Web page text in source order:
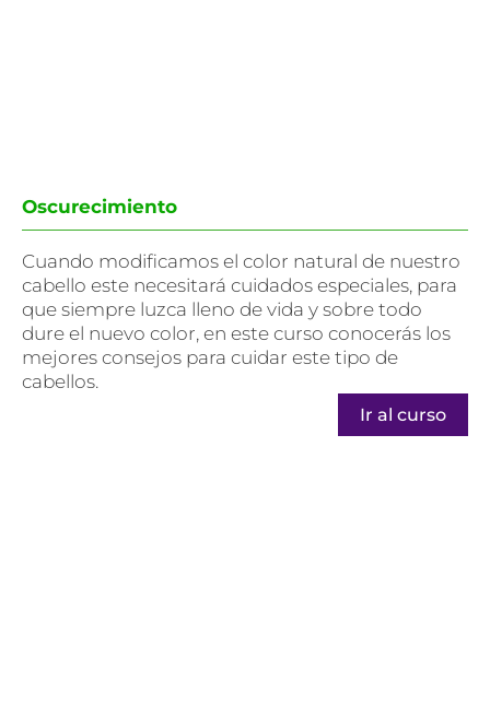
Oscurecimiento
Cuando modificamos el color natural de nuestro
cabello este necesitará cuidados especiales, para
que siempre luzca lleno de vida y sobre todo
dure el nuevo color, en este curso conocerás los
mejores consejos para cuidar este tipo de
cabellos.
Ir al curso